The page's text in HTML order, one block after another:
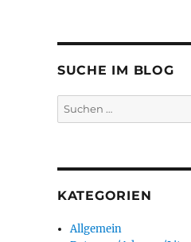
SUCHE IM BLOG
Suchen
nach:
KATEGORIEN
Allgemein